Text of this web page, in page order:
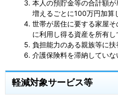
本人の預貯金等の合計額
増えるごとに100万円加算
世帯が居住に要する家屋
に利用し得る資産を所有
負担能力のある親族等に
介護保険料を滞納していな
軽減対象サービス等